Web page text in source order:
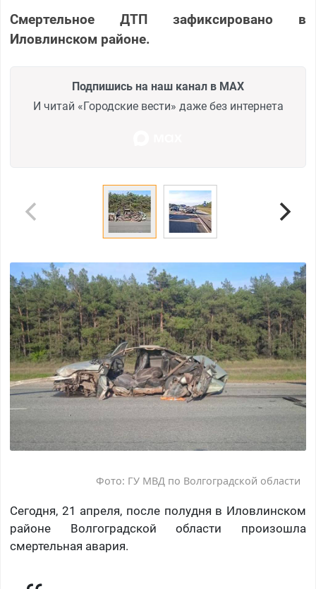
Смертельное ДТП зафиксировано в
Иловлинском районе.
Подпишись на наш канал в MAX
И читай «Городские вести» даже без интернета
Фото: ГУ МВД по Волгоградской области
Сегодня, 21 апреля, после полудня в Иловлинском
районе Волгоградской области произошла
смертельная авария.